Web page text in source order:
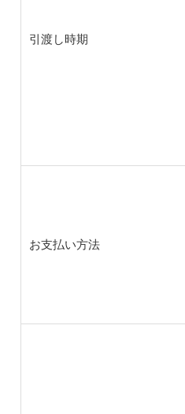
引渡し時期
お支払い方法